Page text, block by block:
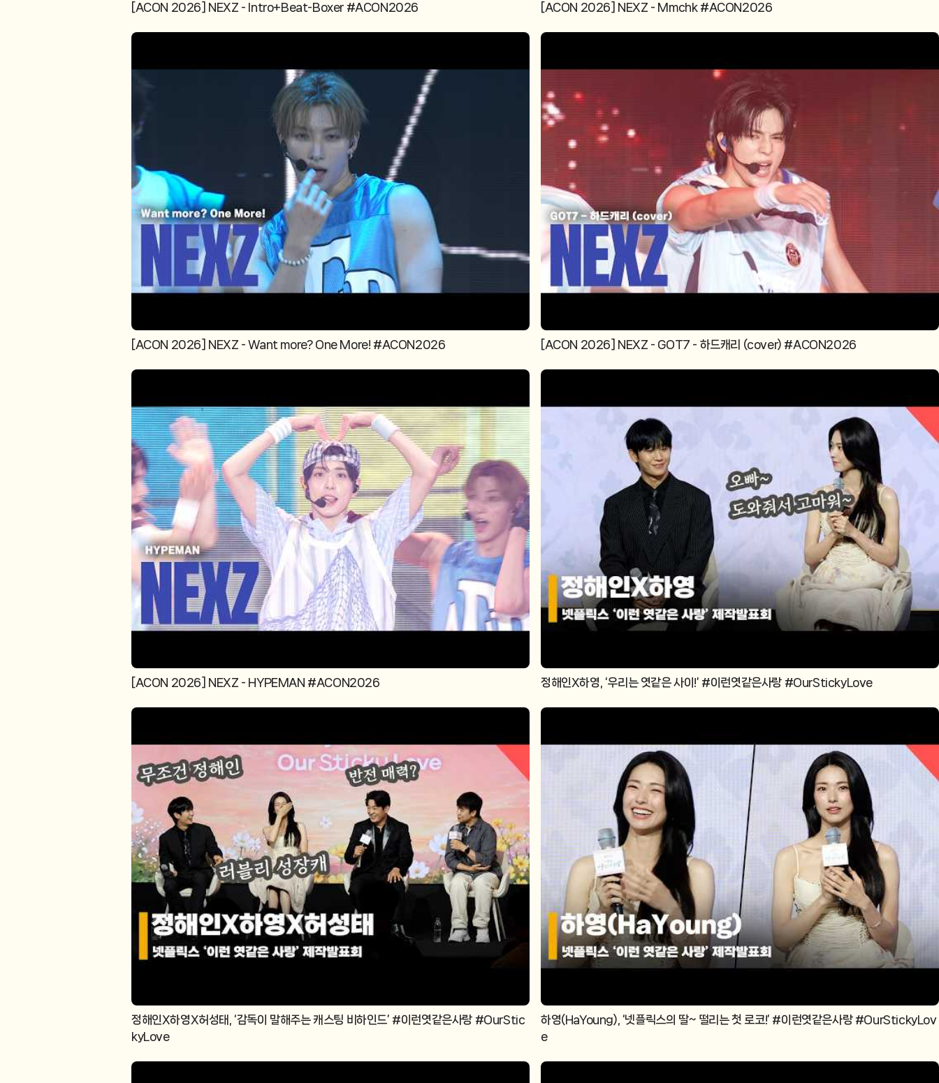
[ACON 2026] NEXZ - Intro+Beat-Boxer #ACON2026 [ACON 2026] NEXZ - Mmchk #ACON2026
[ACON 2026] NEXZ - Want more? One More! #ACON2026 [ACON 2026] NEXZ - GOT7 - 하드캐리 (cover) #ACON2026
[ACON 2026] NEXZ - HYPEMAN #ACON2026 정해인X하영, ‘우리는 엿같은 사이!’ #이런엿같은사랑 #OurStickyLove
정해인X하영X허성태, ‘감독이 말해주는 캐스팅 비하인드’ #이런엿같은사랑 #OurStic
kyLove
하영(HaYoung), ‘넷플릭스의 딸~ 떨리는 첫 로코!’ #이런엿같은사랑 #OurStickyLov
e